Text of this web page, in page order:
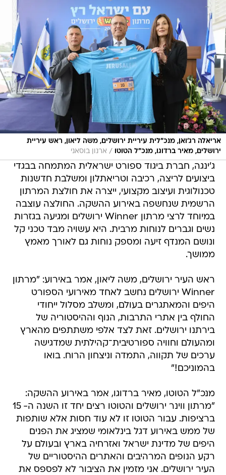
אריאלה רג'ואן, מנכ"לית עיריית ירושלים, משה ליאון, ראש עיריית
ירושלים, מאיר ברדוגו, מנכ"ל הטוטו
/ ארנון בוסאני
ג'ינגה, חברת ביגוד ספורט ישראלית המתמחה בבגדי
ביצועים לריצה, רכיבה וטריאתלון ומשלבת חדשנות
טכנולוגית ועיצוב מקצועי, ייצרה את חולצת המרתון
הרשמית שנחשפה באירוע ההשקה. החולצה עוצבה
במיוחד לרצי מרתון Winner ירושלים ומגיעה בגזרות
נשים וגברים לנוחות מרבית. היא עשויה מבד טכני קל
ונושם המנדף זיעה ומספק נוחות גם לאורך מאמץ
ממושך.
ראש העיר ירושלים, משה ליאון, אמר באירוע: "מרתון
Winner ירושלים נחשב לאחד מאירועי הספורט
היפים והמאתגרים בעולם, ומשלב מסלול ייחודי
החולף בין אתרי התרבות, הנוף וההיסטוריה של
בירתנו ירושלים. זאת לצד אלפי משתתפים מהארץ
ומהעולם וחוויה ספורטיבית־קהילתית שמדגישה
ערכים של תקווה, התמדה וניצחון הרוח. בואו
בהמוניכם!"
מנכ"ל הטוטו, מאיר ברדוגו, אמר באירוע ההשקה:
"מרתון ווינר ירושלים והטוטו רצים יחד זו השנה ה- 15
ברציפות. עבור הטוטו זו לא עוד חסות אלא שותפות
של ממש באירוע דגל בינלאומי שמציג את הפנים
היפים של מדינת ישראל ואזרחיה בארץ ובעולם על
רקע הנופים המרהיבים והאתרים ההיסטוריים של
העיר ירושלים. אני מזמין את הציבור לא לפספס את